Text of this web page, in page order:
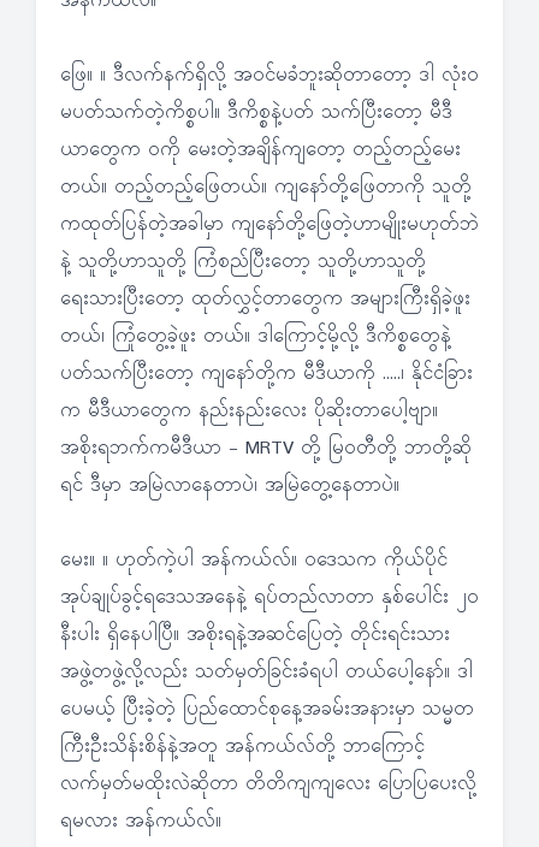
ဖြေ။ ။ ဒီလက်နက်ရှိလို့ အဝင်မခံဘူးဆိုတာတော့ ဒါ လုံးဝ
မပတ်သက်တဲ့ကိစ္စပါ။ ဒီကိစ္စနဲ့ပတ် သက်ပြီးတော့ မီဒီ
ယာတွေက ဝကို မေးတဲ့အချိန်ကျတော့ တည့်တည့်မေး
တယ်။ တည့်တည့်ဖြေတယ်။ ကျနော်တို့ဖြေတာကို သူတို့
ကထုတ်ပြန်တဲ့အခါမှာ ကျနော်တို့ဖြေတဲ့ဟာမျိုးမဟုတ်ဘဲ
နဲ့ သူတို့ဟာသူတို့ ကြံစည်ပြီးတော့ သူတို့ဟာသူတို့
ရေးသားပြီးတော့ ထုတ်လွှင့်တာတွေက အများကြီးရှိခဲ့ဖူး
တယ်၊ ကြုံတွေ့ခဲ့ဖူး တယ်။ ဒါကြောင့်မို့လို့ ဒီကိစ္စတွေနဲ့
ပတ်သက်ပြီးတော့ ကျနော်တို့က မီဒီယာကို …..၊ နိုင်ငံခြား
က မီဒီယာတွေက နည်းနည်းလေး ပိုဆိုးတာပေါ့ဗျာ။
အစိုးရဘက်ကမီဒီယာ - MRTV တို့ မြဝတီတို့ ဘာတို့ဆို
ရင် ဒီမှာ အမြဲလာနေတာပဲ၊ အမြဲတွေ့နေတာပဲ။
မေး။ ။ ဟုတ်ကဲ့ပါ အန်ကယ်လ်။ ဝဒေသက ကိုယ်ပိုင်
အုပ်ချုပ်ခွင့်ရဒေသအနေနဲ့ ရပ်တည်လာတာ နှစ်ပေါင်း ၂၀
နီးပါး ရှိနေပါပြီ။ အစိုးရနဲ့အဆင်ပြေတဲ့ တိုင်းရင်းသား
အဖွဲ့တဖွဲ့လို့လည်း သတ်မှတ်ခြင်းခံရပါ တယ်ပေါ့နော်။ ဒါ
ပေမယ့် ပြီးခဲ့တဲ့ ပြည်ထောင်စုနေ့အခမ်းအနားမှာ သမ္မတ
ကြီးဦးသိန်းစိန်နဲ့အတူ အန်ကယ်လ်တို့ ဘာကြောင့်
လက်မှတ်မထိုးလဲဆိုတာ တိတိကျကျလေး ပြောပြပေးလို့
ရမလား အန်ကယ်လ်။